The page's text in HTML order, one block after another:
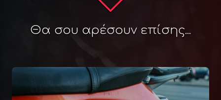
Θα σου αρέσουν επίσης...